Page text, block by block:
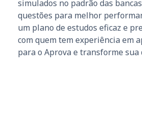
simulados no padrão das
questões para melhor
um plano de estudos eficaz e
com quem tem experiência em
para o Aprova e transforme sua